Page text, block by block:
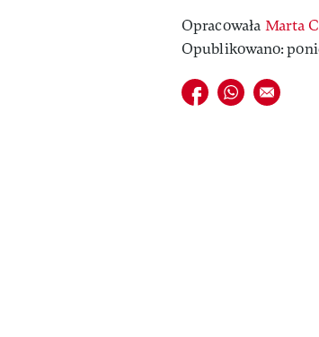
Opracowała Marta
Opublikowano:
Udostępnij na
Udostępnij na
E-mail do